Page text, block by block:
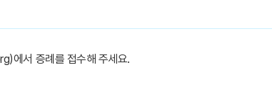
에서 증례를 접수해 주세요.